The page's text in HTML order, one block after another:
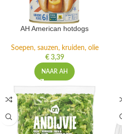
AH American hotdogs
Soepen, sauzen, kruiden, olie
€3,39
NAAR AH